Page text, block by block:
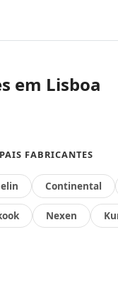
em Lisboa
FABRICANTES
Continental
Nexen